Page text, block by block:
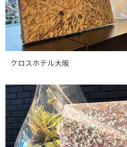
クロスホテル大阪